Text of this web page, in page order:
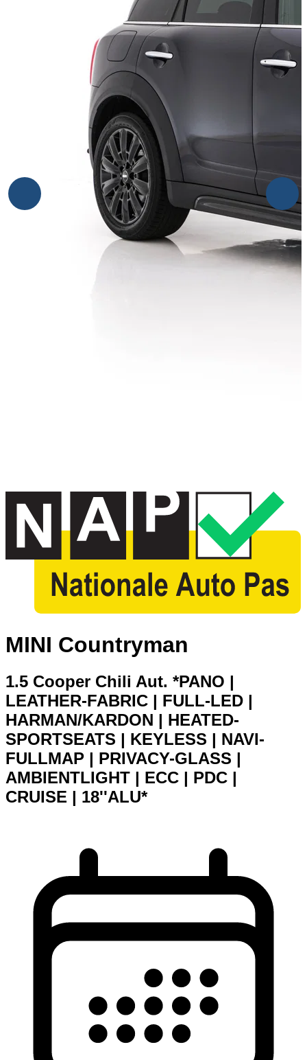
MINI Countryman
1.5 Cooper Chili Aut. *PANO |
LEATHER-FABRIC | FULL-LED |
HARMAN/KARDON | HEATED-
SPORTSEATS | KEYLESS | NAVI-
FULLMAP | PRIVACY-GLASS |
AMBIENTLIGHT | ECC | PDC |
CRUISE | 18''ALU*